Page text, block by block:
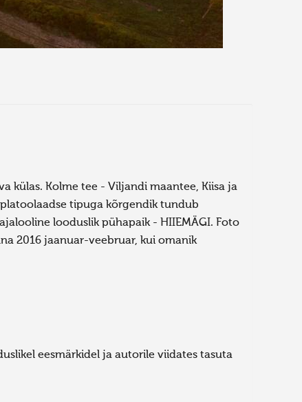
külas. Kolme tee - Viljandi maantee, Kiisa ja
tipuga kõrgendik tundub
looduslik pühapaik - HIIEMÄGI. Foto
2016 jaanuar-veebruar, kui omanik
eesmärkidel ja autorile viidates tasuta